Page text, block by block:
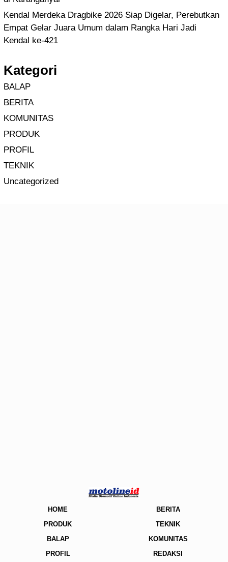
Kendal Merdeka Dragbike 2026 Siap Digelar, Perebutkan
Empat Gelar Juara Umum dalam Rangka Hari Jadi
Kendal ke-421
Kategori
BALAP
BERITA
KOMUNITAS
PRODUK
PROFIL
TEKNIK
Uncategorized
HOME
BERITA
PRODUK
TEKNIK
BALAP
KOMUNITAS
PROFIL
REDAKSI